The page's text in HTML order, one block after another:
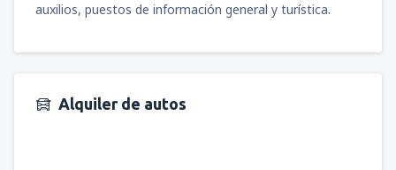
auxilios, puestos de información general y turística.
Alquiler de autos